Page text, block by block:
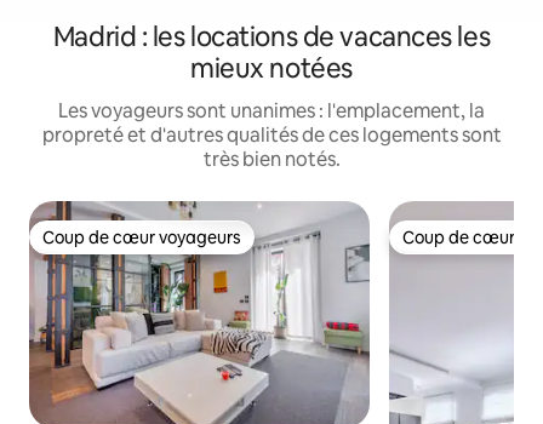
Madrid : les locations de vacances les
mieux notées
Les voyageurs sont unanimes : l'emplacement, la
propreté et d'autres qualités de ces logements sont
très bien notés.
Coup de cœur voyageurs
Coup de cœur voyageurs Coup de cœur
Coup de cœur